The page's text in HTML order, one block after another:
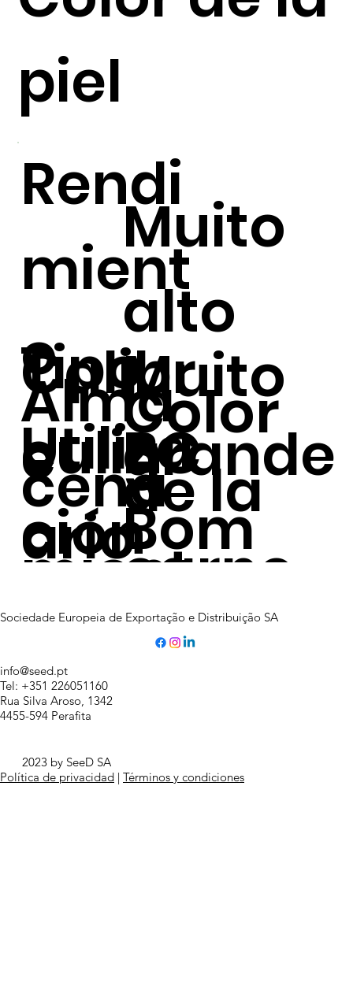
piel
Rendi
mient
o
Calibr
e
Tipo
culin
ario
Utiliza
ción
Alma
cena
mient
o
Muito
alto
Muito
grande
BC
Color
de la
carne
Bom
2023 by SeeD SA
Política de privacidad | Términos y condiciones
Sociedade Europeia de Exportação e Distribuição SA
info@seed.pt
Tel: +351 226051160
Rua Silva Aroso, 1342
4455-594 Perafita